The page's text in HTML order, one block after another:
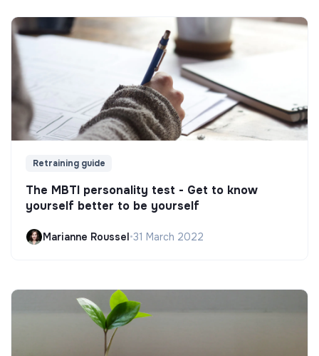
Retraining guide
The MBTI personality test - Get to know
yourself better to be yourself
Marianne Roussel•31 March 2022